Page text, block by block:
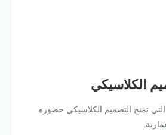
الكلاسيكي
تمنح التصميم الكلاسيكي حضوره